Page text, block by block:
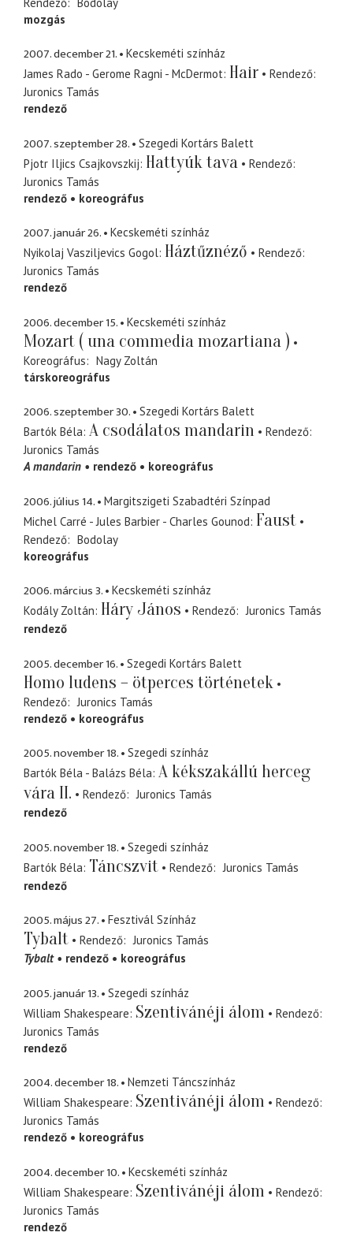
mozgás
2007. december 21.
Kecskeméti színház
James Rado - Gerome Ragni - McDermot Hair
Rendező
Juronics Tamás
rendező
2007. szeptember 28.
Szegedi Kortárs Balett
Pjotr Iljics Csajkovszkij Hattyúk tava
Rendező
Juronics Tamás
rendező
koreográfus
2007. január 26.
Kecskeméti színház
Nyikolaj Vasziljevics Gogol Háztűznéző
Rendező
Juronics Tamás
rendező
2006. december 15. Kecskeméti színház
Mozart ( una commedia mozartiana )
Koreográfus
Nagy Zoltán
társkoreográfus
2006. szeptember 30.
Szegedi Kortárs Balett
Bartók Béla A csodálatos mandarin
Rendező
Juronics Tamás
A mandarin
rendező koreográfus
2006. július 14.
Margitszigeti Szabadtéri Színpad
Michel Carré - Jules Barbier - Charles Gounod Faust
Rendező
Bodolay
koreográfus
2006. március 3.
Kecskeméti színház
Kodály Zoltán Háry János Rendező
Juronics Tamás
rendező
2005. december 16. Szegedi Kortárs Balett
Homo ludens – ötperces történetek
Rendező
Juronics Tamás
rendező
koreográfus
2005. november 18.
Szegedi színház
Bartók Béla - Balázs Béla A kékszakállú herceg
vára II.
Rendező
Juronics Tamás
rendező
2005. november 18.
Szegedi színház
Bartók Béla Táncszvit Rendező
Juronics Tamás
rendező
2005. május 27. Fesztivál Színház
Tybalt Rendező
Juronics Tamás
Tybalt
rendező koreográfus
2005. január 13.
Szegedi színház
William Shakespeare Szentivánéji álom
Rendező
Juronics Tamás
rendező
2004. december 18.
Nemzeti Táncszínház
William Shakespeare Szentivánéji álom
Rendező
Juronics Tamás
rendező
koreográfus
2004. december 10.
Kecskeméti színház
William Shakespeare Szentivánéji álom
Rendező
Juronics Tamás
rendező